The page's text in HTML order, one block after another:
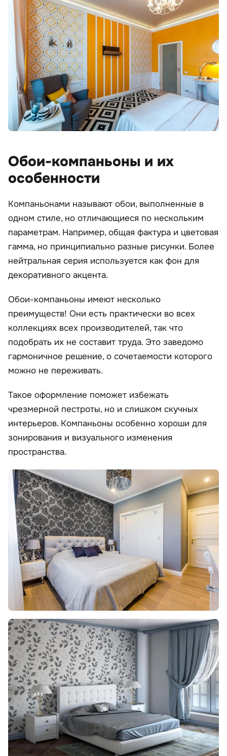
Обои-компаньоны и их
особенности
Компаньонами называют обои, выполненные в
одном стиле, но отличающиеся по нескольким
параметрам. Например, общая фактура и цветовая
гамма, но принципиально разные рисунки. Более
нейтральная серия используется как фон для
декоративного акцента.
Обои-компаньоны имеют несколько
преимуществ! Они есть практически во всех
коллекциях всех производителей, так что
подобрать их не составит труда. Это заведомо
гармоничное решение, о сочетаемости которого
можно не переживать.
Такое оформление поможет избежать
чрезмерной пестроты, но и слишком скучных
интерьеров. Компаньоны особенно хороши для
зонирования и визуального изменения
пространства.